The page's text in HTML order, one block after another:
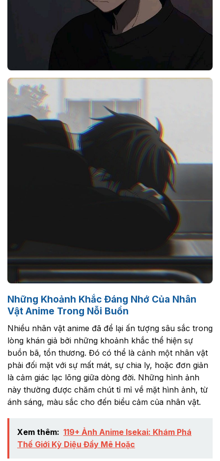
Những Khoảnh Khắc Đáng Nhớ Của Nhân
Vật Anime Trong Nỗi Buồn
Nhiều nhân vật anime đã để lại ấn tượng sâu sắc trong
lòng khán giả bởi những khoảnh khắc thể hiện sự
buồn bã, tổn thương. Đó có thể là cảnh một nhân vật
phải đối mặt với sự mất mát, sự chia ly, hoặc đơn giản
là cảm giác lạc lõng giữa dòng đời. Những hình ảnh
này thường được chăm chút tỉ mỉ về mặt hình ảnh, từ
ánh sáng, màu sắc cho đến biểu cảm của nhân vật.
Xem thêm: 119+ Ảnh Anime Isekai: Khám Phá
Thế Giới Kỳ Diệu Đầy Mê Hoặc